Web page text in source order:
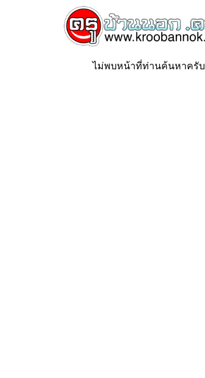
ไม่พบหน้าที่ท่านค้นหาครับ